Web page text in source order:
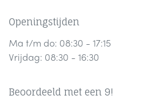
Openingstijden
Ma t/m do: 08:30 - 17:15
Vrijdag: 08:30 - 16:30
Beoordeeld met een 9!